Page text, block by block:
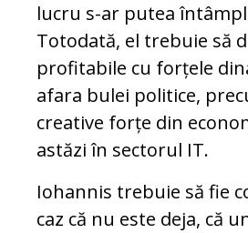
lucru s-ar putea
Totodată, el tre­bu­ie să
profitabile cu for­țele
afara bulei politice,
creative forțe din
astăzi în sectorul IT.
Iohannis trebuie să fie
caz că nu este deja, că